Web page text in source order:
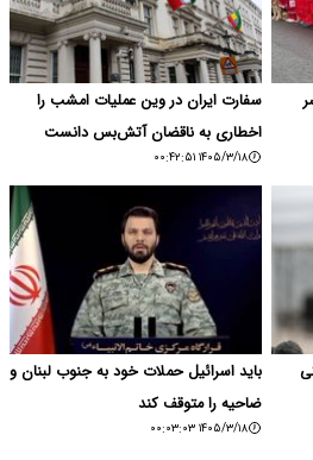
سفارت ایران در وین عملیات امشب را
اخطاری به ناقضان آتش‌بس دانست
۱۴۰۵/۳/۱۸ ۰۰:۴۲:۵۱
باید اسرائیل حملات خود به جنوب لبنان و
ضاحیه را متوقف کند
۱۴۰۵/۳/۱۸ ۰۰:۰۳:۰۳